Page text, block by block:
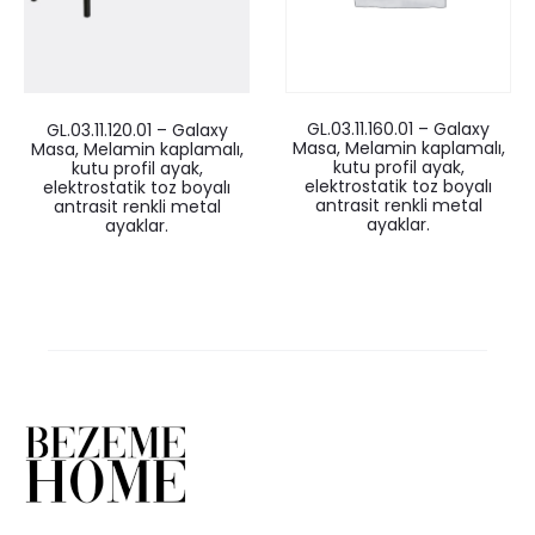
GL.03.11.120.01 – Galaxy
Masa, Melamin kaplamalı,
kutu profil ayak,
elektrostatik toz boyalı
antrasit renkli metal
ayaklar.
GL.03.11.160.01 – Galaxy
Masa, Melamin kaplamalı,
kutu profil ayak,
elektrostatik toz boyalı
antrasit renkli metal
ayaklar.